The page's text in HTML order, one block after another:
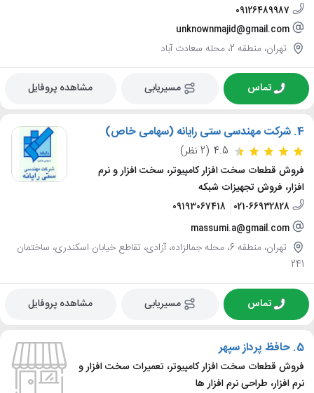
09126489987
unknownmajid@gmail.com
تهران، منطقه 2، محله سعادت آباد
تماس مسیریابی مشاهده پروفایل
4. شرکت مهندسی ستی رایانه (سهامی خاص)
4.5 (2 نظر)
فروش قطعات سخت افزار کامپیوتر، سخت افزار و نرم
افزار، فروش تجهیزات شبکه
021-66932828
09193067418
massumi.a@gmail.com
تهران، منطقه 6، محله جمالزاده، آزادی، تقاطع خیابان اسکندری، ساختمان
241
تماس مسیریابی مشاهده پروفایل
5. حافظ پرداز سپهر
فروش قطعات سخت افزار کامپیوتر، تعمیرات سخت افزار و
نرم افزار، طراحی نرم افزار ها